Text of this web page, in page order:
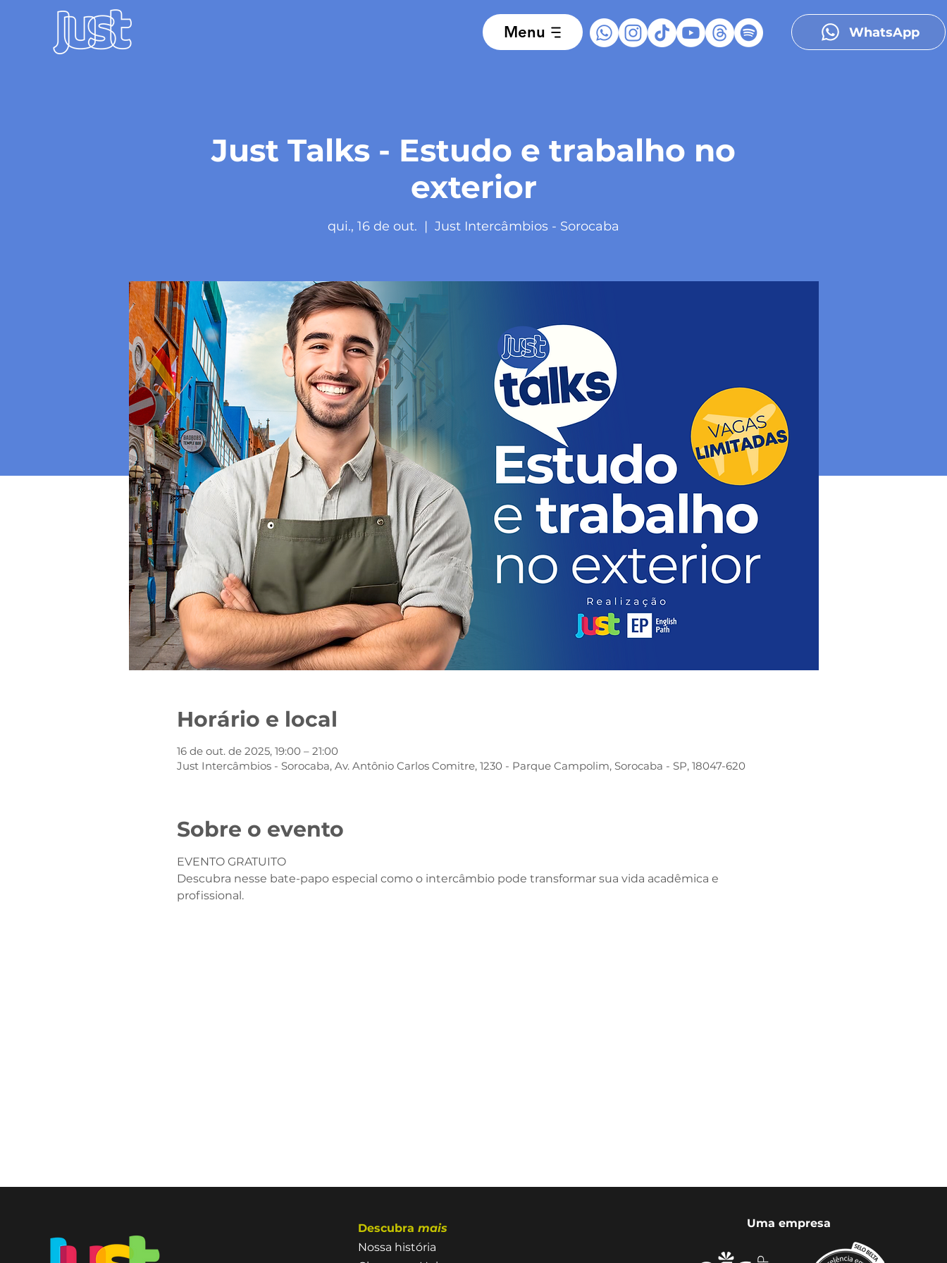
Menu WhatsApp
Just Talks - Estudo e trabalho no
exterior
qui., 16 de out.
  |
Just Intercâmbios - Sorocaba
Horário e local
16 de out. de 2025, 19:00 – 21:00
Just Intercâmbios - Sorocaba, Av. Antônio Carlos Comitre, 1230 - Parque Campolim, Sorocaba - SP, 18047-620
Sobre o evento
EVENTO GRATUITO
Descubra nesse bate-papo especial como o intercâmbio pode transformar sua vida acadêmica e
profissional.
Descubra mais
Nossa história
Uma empresa